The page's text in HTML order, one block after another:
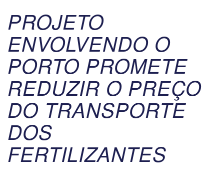
PROJETO
ENVOLVENDO O
PORTO PROMETE
REDUZIR O PREÇO
DO TRANSPORTE
DOS
FERTILIZANTES